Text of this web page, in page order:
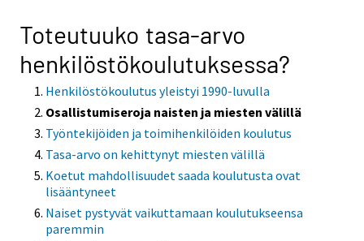
Toteutuuko tasa-arvo
henkilöstökoulutuksessa?
Henkilöstökoulutus yleistyi 1990-luvulla
Osallistumiseroja naisten ja miesten välillä
Työntekijöiden ja toimihenkilöiden koulutus
Tasa-arvo on kehittynyt miesten välillä
Koetut mahdollisuudet saada koulutusta ovat
lisääntyneet
Naiset pystyvät vaikuttamaan koulutukseensa
paremmin